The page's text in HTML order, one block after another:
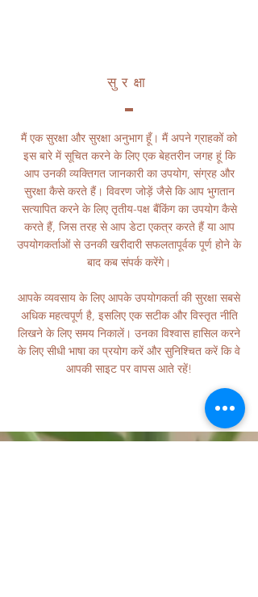
सुरक्षा
मैं एक सुरक्षा और सुरक्षा अनुभाग हूँ। मैं अपने ग्राहकों को
इस बारे में सूचित करने के लिए एक बेहतरीन जगह हूं कि
आप उनकी व्यक्तिगत जानकारी का उपयोग, संग्रह और
सुरक्षा कैसे करते हैं। विवरण जोड़ें जैसे कि आप भुगतान
सत्यापित करने के लिए तृतीय-पक्ष बैंकिंग का उपयोग कैसे
करते हैं, जिस तरह से आप डेटा एकत्र करते हैं या आप
उपयोगकर्ताओं से उनकी खरीदारी सफलतापूर्वक पूर्ण होने के
बाद कब संपर्क करेंगे।
आपके व्यवसाय के लिए आपके उपयोगकर्ता की सुरक्षा सबसे
अधिक महत्वपूर्ण है, इसलिए एक सटीक और विस्तृत नीति
लिखने के लिए समय निकालें। उनका विश्वास हासिल करने
के लिए सीधी भाषा का प्रयोग करें और सुनिश्चित करें कि वे
आपकी साइट पर वापस आते रहें!